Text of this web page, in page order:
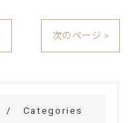
次のページ >
Categories